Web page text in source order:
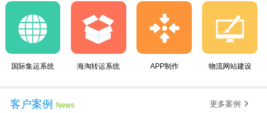
朗信集运系统手机端快速下单教程
朗信集运系统与广州飞通物流签订《集运系统》合同！
黄金8月，朗信再次签约多家国际集运公司~
国际集运系统 海淘转运系统 APP制作 物流网站建设
客户案例 News 更多案例